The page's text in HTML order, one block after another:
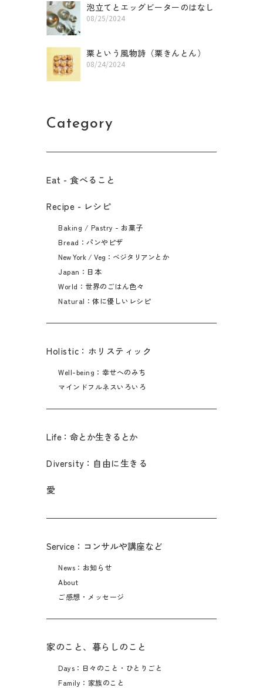
泡立てとエッグビーターのはなし
08/25/2024
栗という風物詩（栗きんとん）
08/24/2024
Category
Eat - 食べること​
Recipe - レシピ
Baking / Pastry - お菓子
Bread：パンやピザ
New York / Veg：ベジタリアンとか
Japan：日本
World：世界のごはん色々
Natural：体に優しいレシピ
Holistic：ホリスティック
Well-being：幸せへのみち
マインドフルネスいろいろ
Life：命とか生きるとか
Diversity：自由に生きる
愛
Service：コンサルや講座など
News：お知らせ
About
ご感想・メッセージ
家のこと、暮らしのこと
Days：日々のこと・ひとりごと
Family：家族のこと